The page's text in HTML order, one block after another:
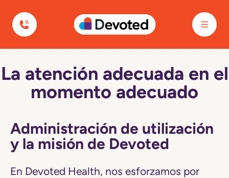
Devoted Health
Navegó
adecuada
momento
La atención adecuada en el
momento adecuado
Administración de utilización
y la misión de Devoted
En Devoted Health, nos esforzamos por